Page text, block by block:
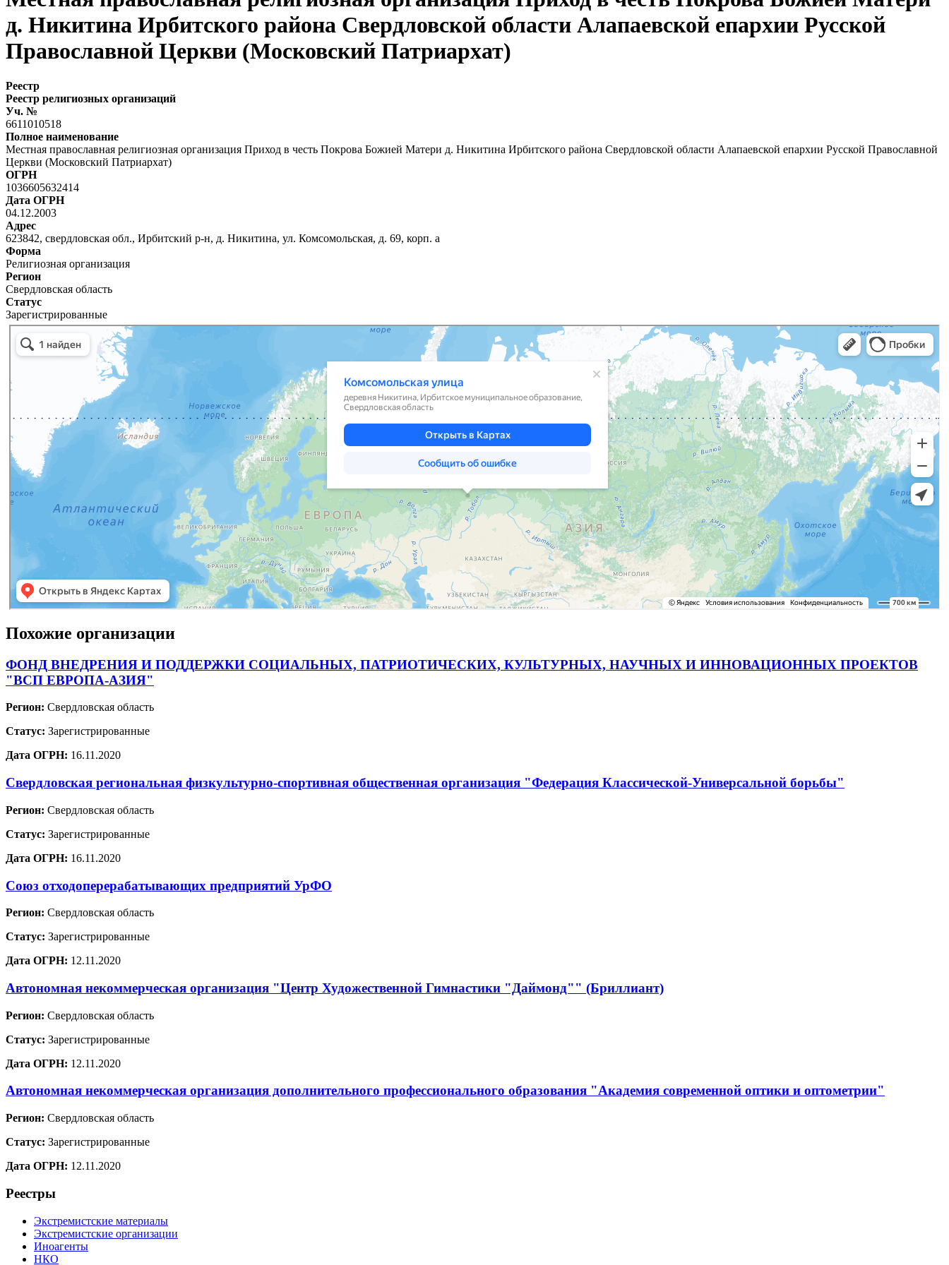
д. Никитина Ирбитского района Свердловской области Алапаевской епархии Русской
Православной Церкви (Московский Патриархат)
Реестр
Реестр религиозных организаций
Уч. №
6611010518
Полное наименование
Местная православная религиозная организация Приход в честь Покрова Божией Матери д. Никитина Ирбитского района Свердловской области Алапаевской епархии Русской Православной
Церкви (Московский Патриархат)
ОГРН
1036605632414
Дата ОГРН
04.12.2003
Адрес
623842, свердловская обл., Ирбитский р-н, д. Никитина, ул. Комсомольская, д. 69, корп. а
Форма
Религиозная организация
Регион
Свердловская область
Статус
Зарегистрированные
Похожие организации
ФОНД ВНЕДРЕНИЯ И ПОДДЕРЖКИ СОЦИАЛЬНЫХ, ПАТРИОТИЧЕСКИХ, КУЛЬТУРНЫХ, НАУЧНЫХ И ИННОВАЦИОННЫХ ПРОЕКТОВ
"ВСП ЕВРОПА-АЗИЯ"
Регион: Свердловская область
Статус: Зарегистрированные
Дата ОГРН: 16.11.2020
Свердловская региональная физкультурно-спортивная общественная организация "Федерация Классической-Универсальной борьбы"
Регион: Свердловская область
Статус: Зарегистрированные
Дата ОГРН: 16.11.2020
Союз отходоперерабатывающих предприятий УрФО
Регион: Свердловская область
Статус: Зарегистрированные
Дата ОГРН: 12.11.2020
Автономная некоммерческая организация "Центр Художественной Гимнастики "Даймонд"" (Бриллиант)
Регион: Свердловская область
Статус: Зарегистрированные
Дата ОГРН: 12.11.2020
Автономная некоммерческая организация дополнительного профессионального образования "Академия современной оптики и оптометрии"
Регион: Свердловская область
Статус: Зарегистрированные
Дата ОГРН: 12.11.2020
Реестры
Экстремистские материалы
Экстремистские организации
Иноагенты
НКО